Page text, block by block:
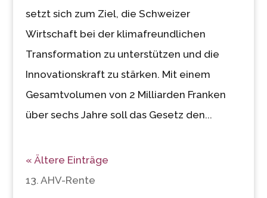
setzt sich zum Ziel, die Schweizer
Wirtschaft bei der klimafreundlichen
Transformation zu unterstützen und die
Innovationskraft zu stärken. Mit einem
Gesamtvolumen von 2 Milliarden Franken
über sechs Jahre soll das Gesetz den...
« Ältere Einträge
13. AHV-Rente